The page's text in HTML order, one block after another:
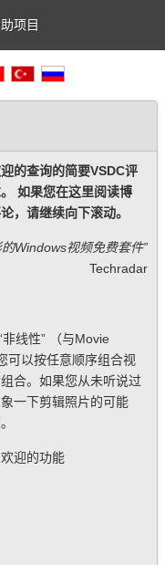
项目
的查询的简要VSDC评
如果您在这里阅读博
，请继续向下滚动。
的Windows视频免费套件”
Techradar
线性” （与Movie
可以按任意顺序组合视
合。如果您从未听说过
一下剪辑照片的可能
迎的功能